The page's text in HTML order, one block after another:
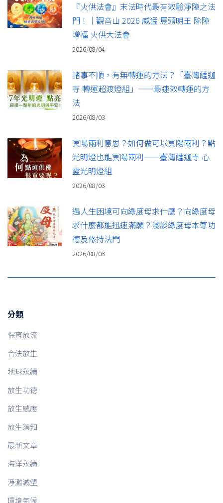
『火供法會』末法時代最有效驗淨障之法
門！｜觀音山 2026 威猛 馬頭明王 除障
增福 火供大法會
2026/08/04
諸事不順，有無轉運的方法？「臺灣薩迦
寺 轉運超渡燈組」——最速效轉運的方
法
2026/08/03
冥陽兩利意思？如何做可以冥陽兩利？點
光明燈也能冥陽兩利——臺灣薩迦寺 心
靈光明燈組
2026/08/03
遇人生困境可向綠度母求什麼？向綠度母
求什麼都能迅速滿願？淺談綠度母本尊功
德及修持法門
2026/08/03
分類
保育放流
合法放生
地球永續
放生功德
放生感應
放生須知
最新文章
海洋永續
淨灘減塑
環境氣候